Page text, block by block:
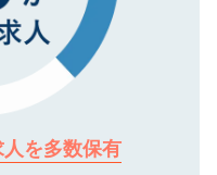
を多数保有